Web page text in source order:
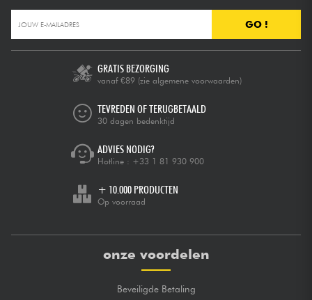
GO !
GRATIS BEZORGING
vanaf €89 (zie algemene voorwaarden)
TEVREDEN OF TERUGBETAALD
30 dagen bedenktijd
ADVIES NODIG?
Hotline : +33 1 81 930 900
+ 10.000 PRODUCTEN
Op voorraad
onze voordelen
Beveiligde Betaling